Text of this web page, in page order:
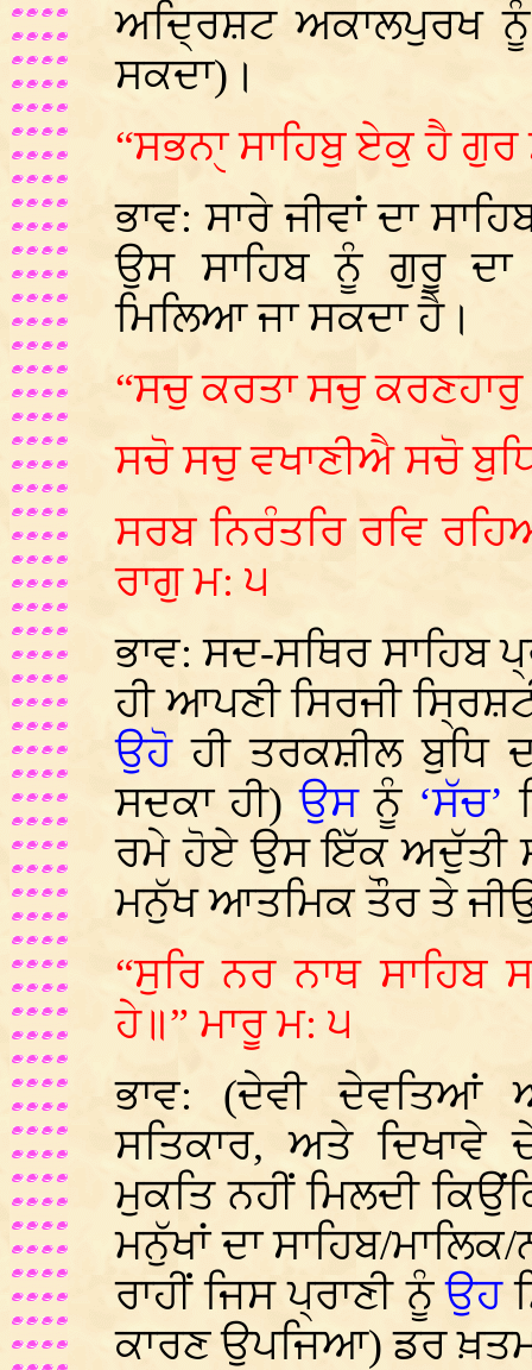
ਅਦ੍ਰਿਸ਼ਟ ਅਕਾਲਪੁਰਖ ਨੂੰ
ਸਕਦਾ)।
“ਸਭਨਾੑ ਸਾਹਿਬੁ ਏਕੁ ਹੈ
ਭਾਵ: ਸਾਰੇ ਜੀਵਾਂ ਦਾ
ਉਸ ਸਾਹਿਬ ਨੂੰ ਗੁਰੂ
ਮਿਲਿਆ ਜਾ ਸਕਦਾ ਹੈ।
“ਸਚੁ ਕਰਤਾ ਸਚੁ
ਸਚੋ ਸਚੁ ਵਖਾਣੀਐ ਸਚੋ
ਸਰਬ ਨਿਰੰਤਰਿ ਰਵਿ
ਰਾਗੁ ਮ: ੫
ਭਾਵ: ਸਦ-ਸਥਿਰ ਸਾਹਿਬ
ਹੀ ਆਪਣੀ ਸਿਰਜੀ
ਉਹ ਹੀ ਤਰਕਸ਼ੀਲ ਬੁਧਿ
ਸਦਕਾ ਹੀ)ਉਸਨੂੰ ‘ਸੱਚ’
ਰਮੇ ਹੋਏ ਉਸ ਇੱਕ ਅਦੁੱਤੀ
ਮਨੁੱਖ ਆਤਮਿਕ ਤੌਰ ਤੇ
“ਸੁਰਿ ਨਰ ਨਾਥ ਸਾਹਿਬ
ਹੇ॥” ਮਾਰੂ ਮ: ੫
ਭਾਵ: (ਦੇਵੀ ਦੇਵਤਿਆਂ
ਸਤਿਕਾਰ, ਅਤੇ ਦਿਖਾਵੇ
ਮੁਕਤਿ ਨਹੀਂ ਮਿਲਦੀ
ਮਨੁੱਖਾਂ ਦਾ ਸਾਹਿਬ/
ਰਾਹੀਂ ਜਿਸ ਪ੍ਰਾਣੀ ਨੂੰਉਹ
ਕਾਰਣ ਉਪਜਿਆ) ਡਰ